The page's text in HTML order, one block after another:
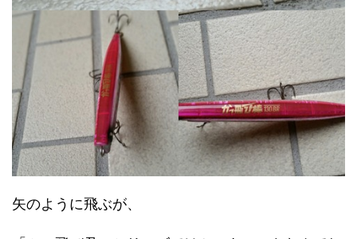
矢のように飛ぶが、